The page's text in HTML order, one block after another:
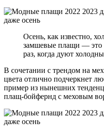
Осень, как известно,
замшевые плащи — это
раз, когда дуют
В сочетании с трендом на
цвета отлично подчеркнет
пример из нынешних
плащ-бойфернд с меховым